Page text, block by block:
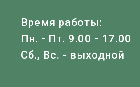
Время работы:
Пн. - Пт. 9.00 - 17.00
Сб., Вс. - выходной